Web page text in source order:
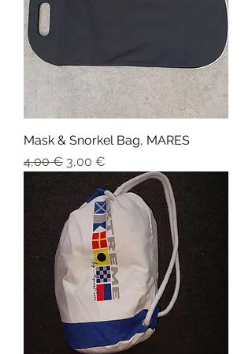
Mask & Snorkel Bag, MARES
Prix original
4,00 € Prix promotionnel
3,00 €